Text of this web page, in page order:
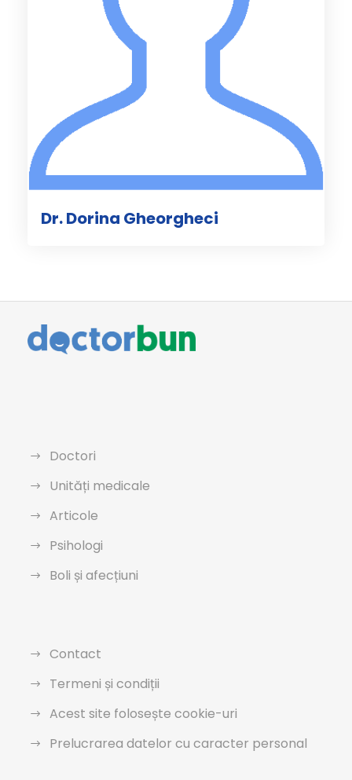
Dr. Dorina Gheorgheci
Doctori
Unități medicale
Articole
Psihologi
Boli și afecțiuni
Contact
Termeni și condiții
Acest site folosește cookie-uri
Prelucrarea datelor cu caracter personal